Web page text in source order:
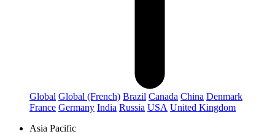
Global Global (French) Brazil Canada China Denmark
France Germany India Russia USA United Kingdom
Asia Pacific